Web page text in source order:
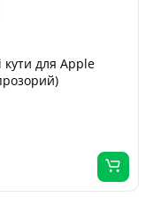
кути для Apple